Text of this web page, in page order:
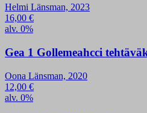
Helmi Länsman, 2023
16,00 €
alv. 0%
Gea 1 Gollemeahcci
Oona Länsman, 2020
12,00 €
alv. 0%